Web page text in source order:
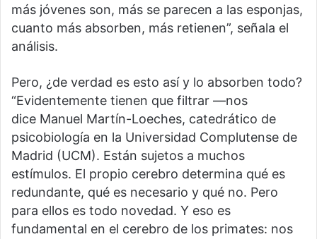
más jóvenes son, más se parecen a las esponjas,
cuanto más absorben, más retienen”, señala el
análisis.
Pero, ¿de verdad es esto así y lo absorben todo?
“Evidentemente tienen que filtrar —nos
dice Manuel Martín-Loeches, catedrático de
psicobiología en la Universidad Complutense de
Madrid (UCM). Están sujetos a muchos
estímulos. El propio cerebro determina qué es
redundante, qué es necesario y qué no. Pero
para ellos es todo novedad. Y eso es
fundamental en el cerebro de los primates: nos